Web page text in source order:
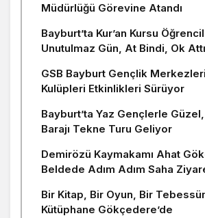
Müdürlüğü Görevine Atandı
Bayburt’ta Kur’an Kursu
Unutulmaz Gün, At Bindi, Ok
GSB Bayburt Gençlik
Kulüpleri Etkinlikleri Sürüyor
Bayburt’ta Yaz Gençlerle
Barajı Tekne Turu Geliyor
Demirözü Kaymakamı Ahat
Beldede Adım Adım Saha
Bir Kitap, Bir Oyun, Bir
Kütüphane Gökçedere’de